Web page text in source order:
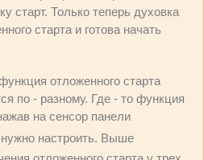
старт. Только теперь духовка
старта и готова начать
отложенного старта
по - разному. Где - то функция
на сенсор панели
нужно настроить. Выше